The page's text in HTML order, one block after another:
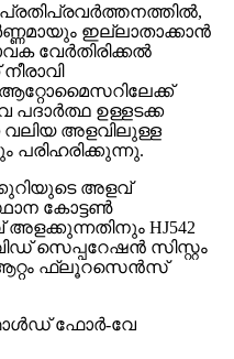
ഇല്ലാതാക്കാൻ
വേർതിരിക്കൽ
പദാർത്ഥ ഉള്ളടക്ക
വലിയ അളവിലുള്ള
പരിഹരിക്കുന്നു.
അളവ്
കോട്ടൺ
HJ542
സെപ്പറേഷൻ സിസ്റ്റം
ഫ്ലൂറസെൻസ്
ഫോർ-വേ